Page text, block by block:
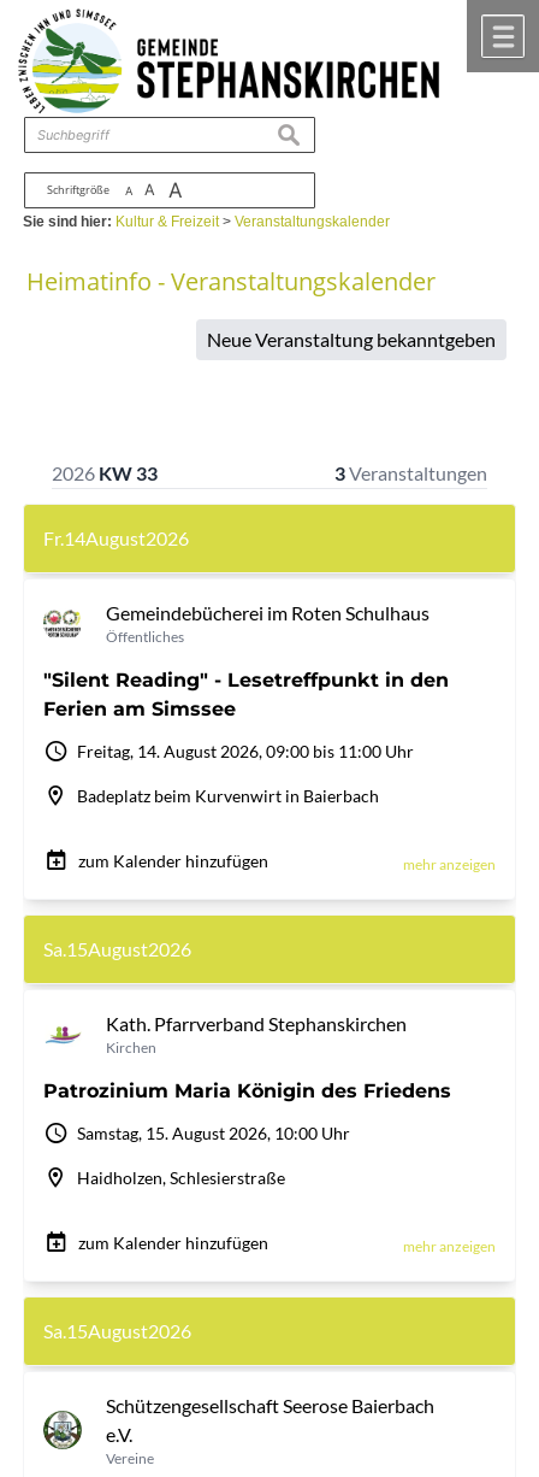
Zum Inhalt ,zur Navigation
Schriftgröße A A A
suchen
Sie sind hier: Kultur & Freizeit>Veranstaltungskalender
Heimatinfo - Veranstaltungskalender